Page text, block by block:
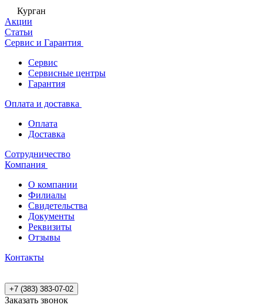
Курган
Акции
Статьи
Сервис и Гарантия
Сервис
Сервисные центры
Гарантия
Оплата и доставка
Оплата
Доставка
Сотрудничество
Компания
О компании
Филиалы
Свидетельства
Документы
Реквизиты
Отзывы
Контакты
+7 (383) 383-07-02
Заказать звонок